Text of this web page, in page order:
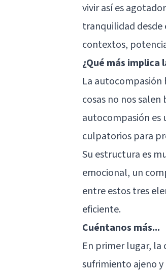
vivir así es
tranquilidad desde
contextos,
¿Qué más
La
cosas no nos
autocompasión es
culpatorios para
Su estructura es
emocional, un
entre estos tres
eficiente.
Cuéntanos más...
En primer lugar, la
sufrimiento ajeno